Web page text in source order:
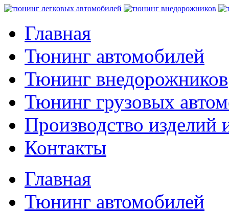
Главная
Тюнинг автомобилей
Тюнинг внедорожников
Тюнинг грузовых
Производство изделий
Контакты
Главная
Тюнинг автомобилей